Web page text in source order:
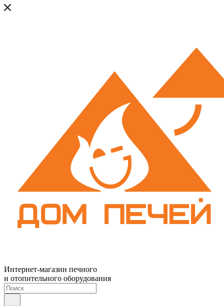
Интернет-магазин печного
и отопительного оборудования